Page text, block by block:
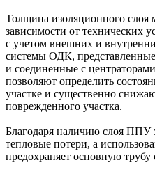
Толщина изоляционного слоя
зависимости от технических
с учетом внешних и
системы ОДК,
и соединенные с
позволяют определить
участке и существенно
поврежденного участка.
Благодаря наличию слоя ППУ
тепловые потери, а
предохраняет основную